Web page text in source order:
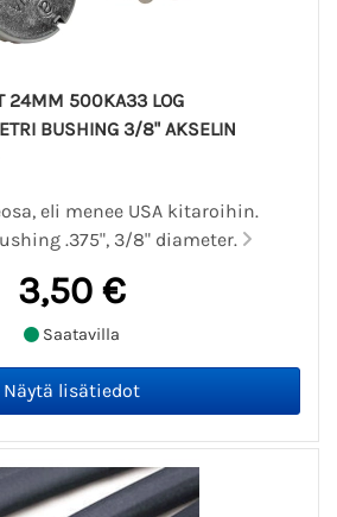
24MM 500KA33 LOG
BUSHING 3/8" AKSELIN
eli menee USA kitaroihin.
.375", 3/8" diameter.
3,50 €
Saatavilla